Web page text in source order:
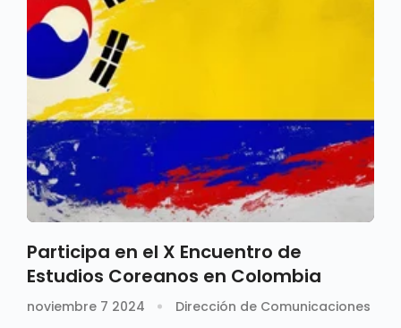
Participa en el X Encuentro de
Estudios Coreanos en Colombia
noviembre 7 2024 Dirección de Comunicaciones